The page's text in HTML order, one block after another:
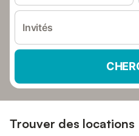
Invités
Trouver des locations